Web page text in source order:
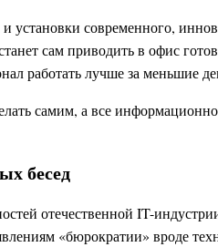
установки современного,
сам приводить в офис
работать лучше за меньшие
самим, а все
бесед
отечественной IT-
«бюрократии» вроде